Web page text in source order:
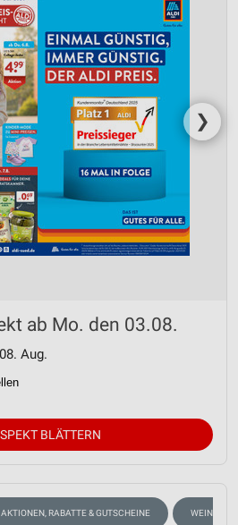
❯
ab Mo. den 03.08.
Aug.
BLÄTTERN
AKTIONEN, RABATTE & GUTSCHEINE WEIN